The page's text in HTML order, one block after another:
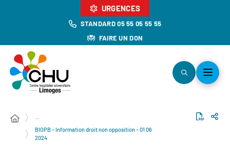
STANDARD 05 55 05 55 55
FAIRE UN DON
URGENCES
…
BIOPB – Information droit non opposition – 01 06
2024